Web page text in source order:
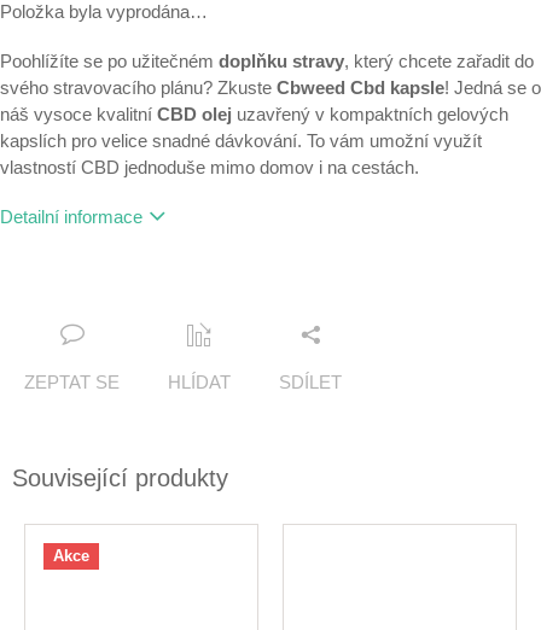
Položka byla vyprodána…
Poohlížíte se po užitečném doplňku stravy, který chcete zařadit do
svého stravovacího plánu? Zkuste Cbweed Cbd kapsle! Jedná se o
náš vysoce kvalitní CBD olej uzavřený v kompaktních gelových
kapslích pro velice snadné dávkování. To vám umožní využít
vlastností CBD jednoduše mimo domov i na cestách.
Detailní informace
ZEPTAT SE HLÍDAT SDÍLET
Související produkty
Akce